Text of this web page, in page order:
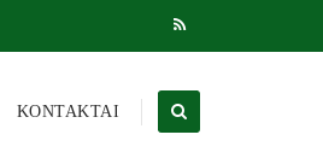
KONTAKTAI